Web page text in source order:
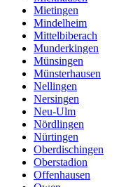
Mietingen
Mindelheim
Mittelbiberach
Munderkingen
Münsingen
Münsterhausen
Nellingen
Nersingen
Neu-Ulm
Nördlingen
Nürtingen
Oberdischingen
Oberstadion
Offenhausen